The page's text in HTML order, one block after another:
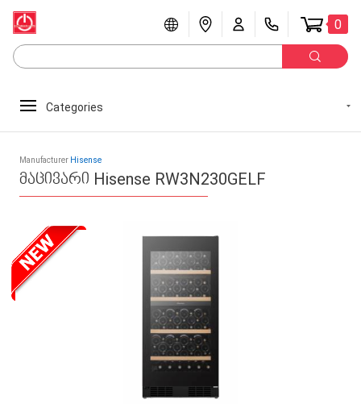
0
Categories
Manufacturer Hisense
მაცივარი Hisense RW3N230GELF